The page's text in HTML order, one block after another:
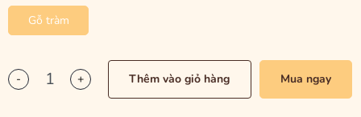
Gỗ tràm
- + Thêm vào giỏ hàng Mua ngay